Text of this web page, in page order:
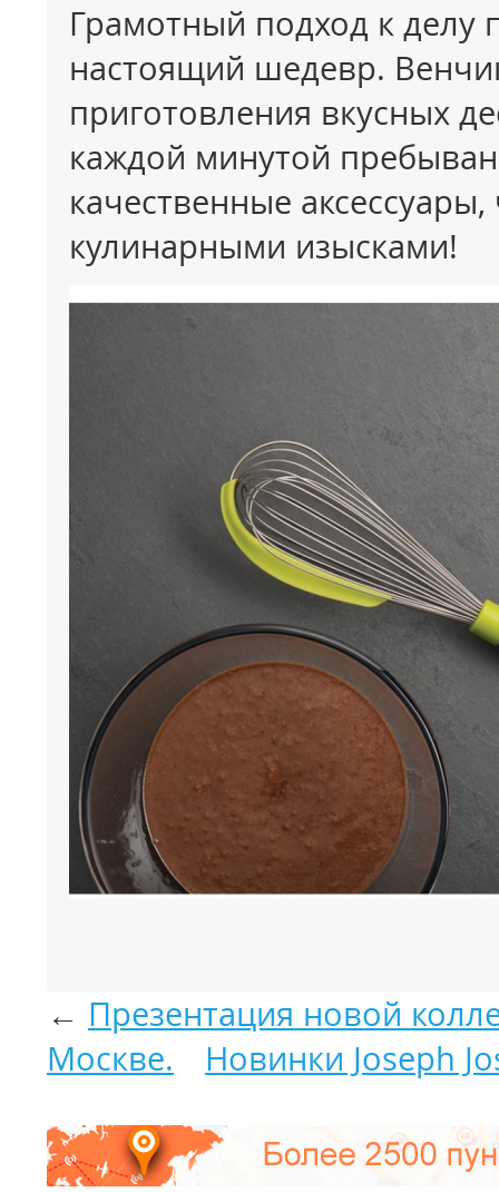
Грамотный подход к делу
настоящий шедевр.
приготовления вкусных
каждой минутой
качественные
кулинарными изысками!
← Презентация новой
Москве.
Новинки Joseph